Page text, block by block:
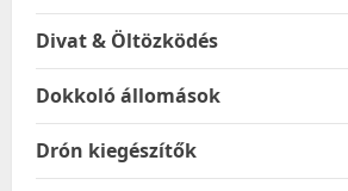
Divat & Öltözködés
Dokkoló állomások
Drón kiegészítők